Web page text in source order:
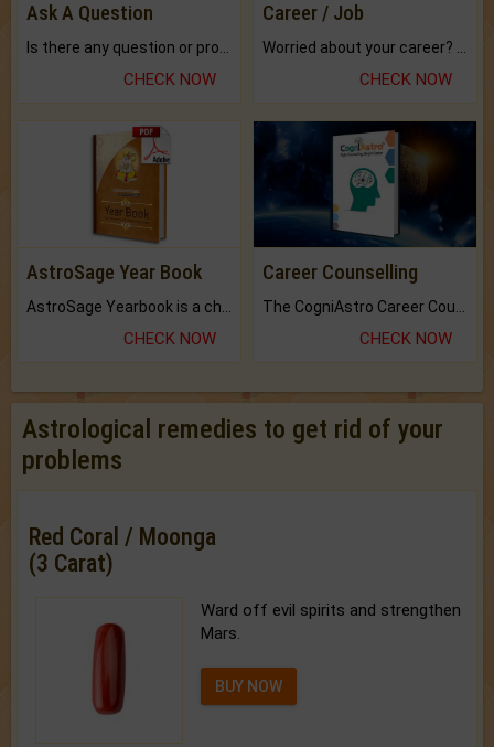
Ask A Question
CHECK NOW
Career / Job
CHECK NOW
AstroSage Year Book
CHECK NOW
Career Counselling
CHECK NOW
Astrological remedies to get rid of your
problems
Red Coral / Moonga
(3 Carat)
Ward off evil spirits and strengthen
Mars.
BUY NOW